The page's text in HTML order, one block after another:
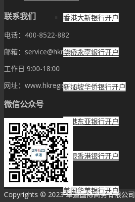
香港大新银行开户
华侨永亨银行开户
新加坡华侨银行开户
香港东亚银行开户
中银香港银行开户
美国华美银行开户
联系我们
电话：400-8522-882
邮箱：service@hkregist.com
工作日 9:00-18:00
网址：www.hkregist.com
微信公众号
Copyrights © 2023 卓道国际商务有限公司